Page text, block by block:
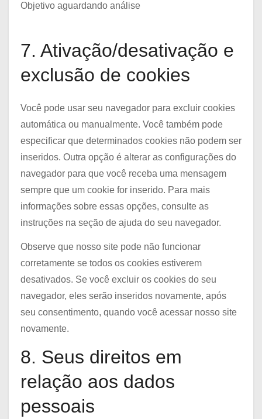
rm
c
e
a
k
e
o
g
l
e
-
v
a
r
i
o
u
s
-
s
e
v
c
e
o
e
v
c
e
c
o
m
p
l
i
s
t
s
e
r
v
i
c
e
l
e
s
p
e
e
d
Objetivo aguardando análise
o
n
e
t
e
r
i
c
e
d
i
v
r
s
s
7. Ativação/desativação e
exclusão de cookies
Você pode usar seu navegador para excluir cookies
automática ou manualmente. Você também pode
especificar que determinados cookies não podem ser
inseridos. Outra opção é alterar as configurações do
navegador para que você receba uma mensagem
sempre que um cookie for inserido. Para mais
informações sobre essas opções, consulte as
instruções na seção de ajuda do seu navegador.
Observe que nosso site pode não funcionar
corretamente se todos os cookies estiverem
desativados. Se você excluir os cookies do seu
navegador, eles serão inseridos novamente, após
seu consentimento, quando você acessar nosso site
novamente.
8. Seus direitos em
relação aos dados
pessoais